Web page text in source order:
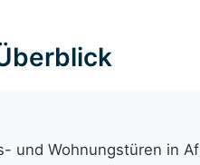
und Wohnungstüren in